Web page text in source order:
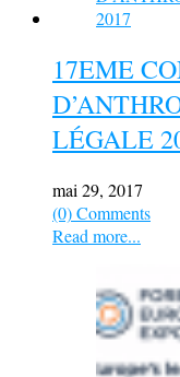
17EME
LÉGALE
mai 29, 2017
(0) Comments
Read more...